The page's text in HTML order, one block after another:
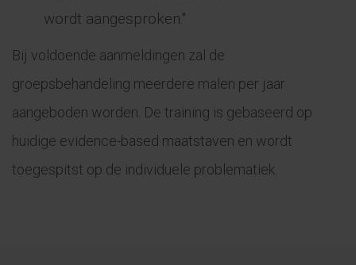
wordt aangesproken."
Bij voldoende aanmeldingen zal de
groepsbehandeling meerdere malen per jaar
aangeboden worden. De training is gebaseerd op
huidige evidence-based maatstaven en wordt
toegespitst op de individuele problematiek.